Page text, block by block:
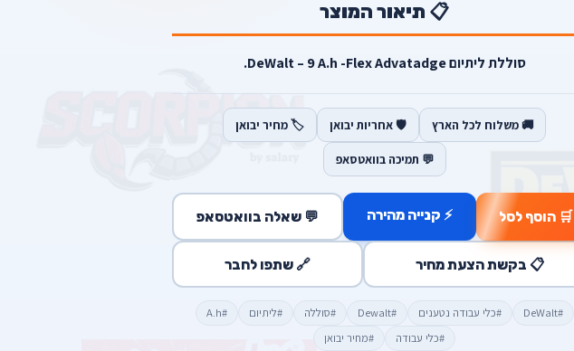
📋 תיאור המוצר
סוללת ליתיום DeWalt – 9 A.h -Flex Advatadge.
🚚 משלוח לכל הארץ 🛡️ אחריות יבואן 🏷️ מחיר יבואן
💬 תמיכה בוואטסאפ
🛒 הוסף לסל ⚡ קנייה מהירה 💬 שאלה בוואטסאפ
📋 בקשת הצעת מחיר 🔗 שתפו לחבר
#DeWalt #כלי עבודה נטענים #Dewalt #סוללה #ליתיום
#A.h
#כלי עבודה
#מחיר יבואן